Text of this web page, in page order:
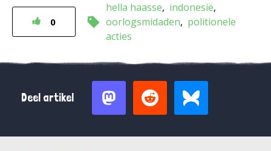
0
hella haasse
indonesië
oorlogsmidaden
politionele
acties
Deel artikel